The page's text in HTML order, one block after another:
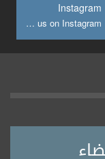
Instagram
Join us on Instagram